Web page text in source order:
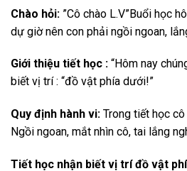
Chào hỏi: ”Cô chào L.V”Buổi học
dự giờ nên con phải ngồi ngoan,
Giới thiệu tiết học : “Hôm nay
biết vị trí : “đồ vật phía dưới!”
Quy định hành vi: Trong tiết học
Ngồi ngoan, mắt nhìn cô, tai lắng
Tiết học nhận biết vị trí đồ vật